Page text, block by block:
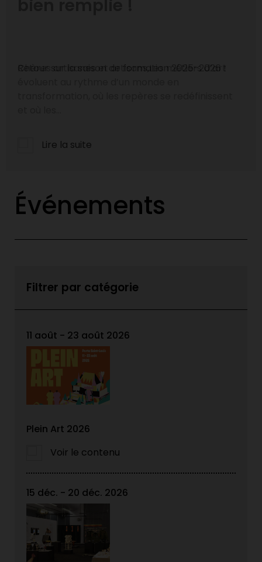
Retour sur la saison de formation 2025-2026 !
Lire la suite
Événements
Filtrer par catégorie
11 août - 23 août 2026
Plein Art 2026
Voir le contenu
15 déc. - 20 déc. 2026